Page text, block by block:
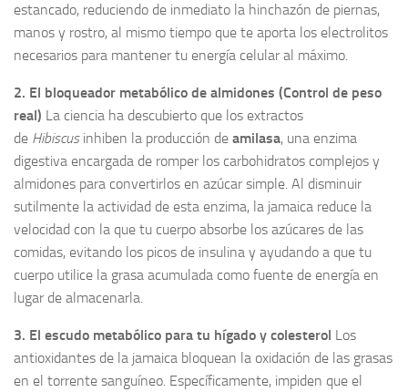
estancado, reduciendo de inmediato la hinchazón de piernas,
manos y rostro, al mismo tiempo que te aporta los electrolitos
necesarios para mantener tu energía celular al máximo.
2. El bloqueador metabólico de almidones (Control de peso
real) La ciencia ha descubierto que los extractos
de Hibiscusinhiben la producción de amilasa, una enzima
digestiva encargada de romper los carbohidratos complejos y
almidones para convertirlos en azúcar simple. Al disminuir
sutilmente la actividad de esta enzima, la jamaica reduce la
velocidad con la que tu cuerpo absorbe los azúcares de las
comidas, evitando los picos de insulina y ayudando a que tu
cuerpo utilice la grasa acumulada como fuente de energía en
lugar de almacenarla.
3. El escudo metabólico para tu hígado y colesterol Los
antioxidantes de la jamaica bloquean la oxidación de las grasas
en el torrente sanguíneo. Específicamente, impiden que el